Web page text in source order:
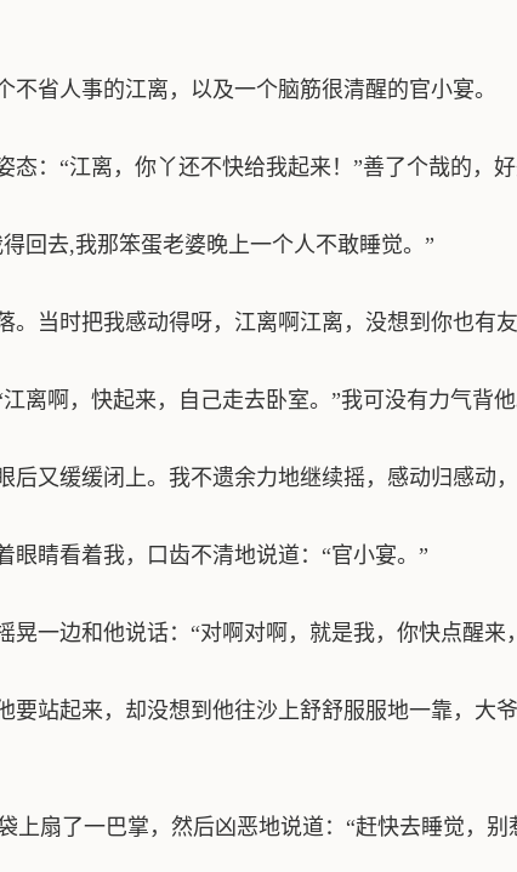
省人事的江离，以及一个脑筋很清醒的官小宴。
：“江离，你丫还不快给我起来！”善了个哉的，好
回去,我那笨蛋老婆晚上一个人不敢睡觉。”
当时把我感动得呀，江离啊江离，没想到你也有
啊，快起来，自己走去卧室。”我可没有力气背他
又缓缓闭上。我不遗余力地继续摇，感动归感动
睛看着我，口齿不清地说道：“官小宴。”
一边和他说话：“对啊对啊，就是我，你快点醒来
站起来，却没想到他往沙上舒舒服服地一靠，大
扇了一巴掌，然后凶恶地说道：“赶快去睡觉，别